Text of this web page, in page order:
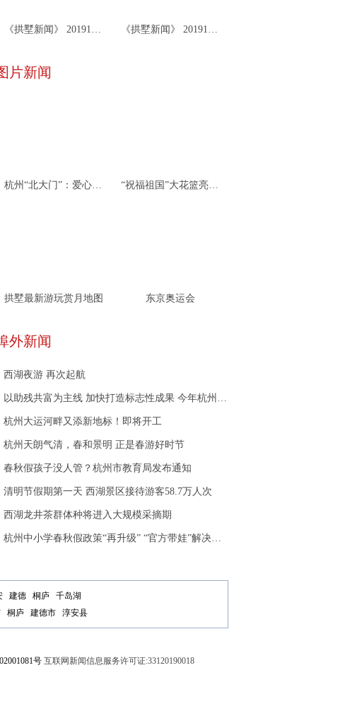
《拱墅新闻》 20191119 《拱墅新闻》 20191115
片新闻
杭州“北大门”：爱心接力 携手同行 “祝福祖国”大花篮亮相天安门广场
拱墅最新游玩赏月地图 东京奥运会
外新闻
西湖夜游 再次起航
以助残共富为主线 加快打造标志性成果 今年杭州市残疾人工作重点任务划定
杭州大运河畔又添新地标！即将开工
杭州天朗气清，春和景明 正是春游好时节
春秋假孩子没人管？杭州市教育局发布通知
清明节假期第一天 西湖景区接待游客58.7万人次
西湖龙井茶群体种将进入大规模采摘期
杭州中小学春秋假政策“再升级” “官方带娃”解决在家无人照看难题
建德 桐庐
千岛湖
桐庐 建德市 淳安县
号 互联网新闻信息服务许可证:33120190018